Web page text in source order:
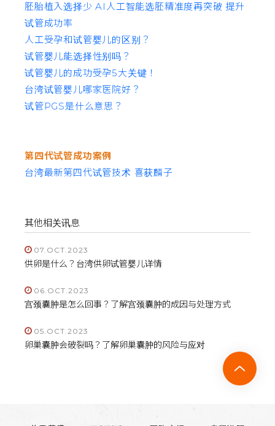
胚胎植入选择少 AI人工智能选胚精准度再突破 提升
试管成功率
人工受孕和试管婴儿的区别？
试管婴儿能选择性别吗？
试管婴儿的成功受孕5大关键！
台湾试管婴儿哪家医院好？
试管PGS是什么意思？
第四代试管成功案例
台湾最新第四代试管技术 喜获麟子
其他相关讯息
07.OCT.2023
供卵是什么？台湾供卵试管婴儿详情
06.OCT.2023
宫颈囊肿是怎么回事？了解宫颈囊肿的成因与处理方式
05.OCT.2023
卵巢囊肿会破裂吗？了解卵巢囊肿的风险与应对